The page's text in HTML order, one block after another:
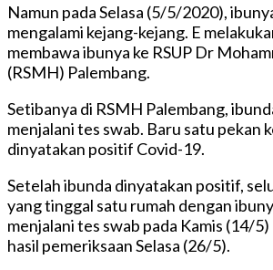
Namun pada Selasa (5/5/2020),
mengalami kejang-kejang. E
membawa ibunya ke RSUP Dr
(RSMH) Palembang.
Setibanya di RSMH Palembang,
menjalani tes swab. Baru satu pekan
dinyatakan positif Covid-19.
Setelah ibunda dinyatakan positif,
yang tinggal satu rumah dengan
menjalani tes swab pada Kamis (14/
hasil pemeriksaan Selasa (26/5).